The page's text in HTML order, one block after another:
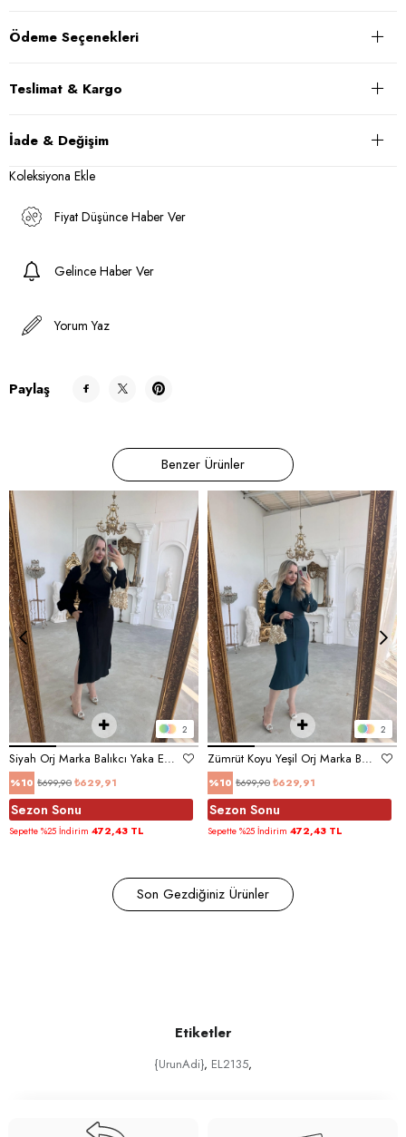
Ödeme Seçenekleri
Teslimat & Kargo
İade & Değişim
Koleksiyona Ekle
Fiyat Düşünce Haber Ver
Gelince Haber Ver
Yorum Yaz
Paylaş
Benzer Ürünler
2
Siyah Orj Marka Balıkcı Yaka Elbise
%10 ₺629,91
₺699,90
Sezon Sonu
Sepette %25 İndirim 472,43 TL
2
Zümrüt Koyu Yeşil Orj Marka Balıkcı Yaka Elbise
%10 ₺629,91
₺699,90
Sezon Sonu
Sepette %25 İndirim 472,43 TL
Son Gezdiğiniz Ürünler
Etiketler
{UrunAdi}, EL2135,